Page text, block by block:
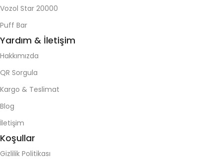
Vozol Star 20000
Puff Bar
Yardım & İletişim
Hakkımızda
QR Sorgula
Kargo & Teslimat
Blog
İletişim
Koşullar
Gizlilik Politikası